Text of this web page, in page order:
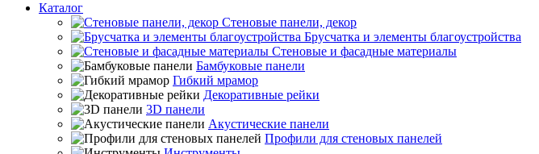
Каталог
Стеновые панели, декор
Брусчатка и элементы благоустройства
Стеновые и фасадные материалы
Бамбуковые панели
Гибкий мрамор
Декоративные рейки
3D панели
Акустические панели
Профили для стеновых панелей